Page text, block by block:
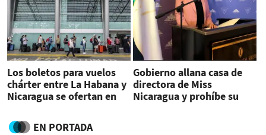
Los boletos para vuelos
chárter entre La Habana y
Nicaragua se ofertan en
Gobierno allana casa de
directora de Miss
Nicaragua y prohíbe su
EN PORTADA